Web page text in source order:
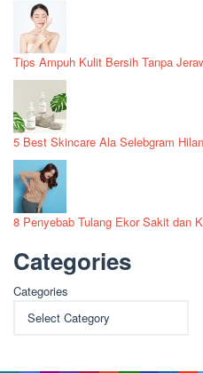
Tips Ampuh Kulit Bersih Tanpa
5 Best Skincare Ala Selebgram
8 Penyebab Tulang Ekor Sakit dan
Categories
Categories